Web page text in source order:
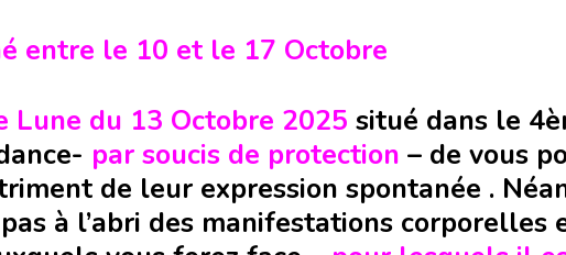
entre le 10 et le 17 Octobre
Lune du 13 Octobre 2025 situé dans le
par soucis de protection – de vous
de leur expression spontanée .
à l’abri des manifestations corporelles